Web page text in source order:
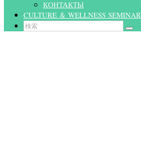
КОНТАКТЫ
CULTURE ＆ WELLNESS SEMINAR